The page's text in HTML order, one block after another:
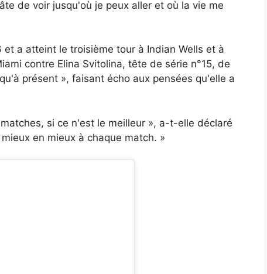
de voir jusqu'où je peux aller et où la vie me
a atteint le troisième tour à Indian Wells et à
contre Elina Svitolina, tête de série n°15, de
présent », faisant écho aux pensées qu'elle a
si ce n'est le meilleur », a-t-elle déclaré
en mieux à chaque match. »